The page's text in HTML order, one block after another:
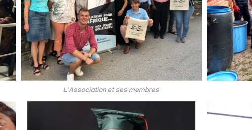
L'Association et ses membres